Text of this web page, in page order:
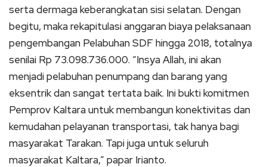
serta dermaga keberangkatan sisi selatan. Dengan
begitu, maka rekapitulasi anggaran biaya pelaksanaan
pengembangan Pelabuhan SDF hingga 2018, totalnya
senilai Rp 73.098.736.000. “Insya Allah, ini akan
menjadi pelabuhan penumpang dan barang yang
eksentrik dan sangat tertata baik. Ini bukti komitmen
Pemprov Kaltara untuk membangun konektivitas dan
kemudahan pelayanan transportasi, tak hanya bagi
masyarakat Tarakan. Tapi juga untuk seluruh
masyarakat Kaltara,” papar Irianto.